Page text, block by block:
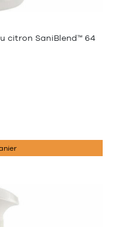
citron SaniBlend™ 64